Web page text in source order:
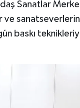
Sanatlar
sanatseverlerin
baskı